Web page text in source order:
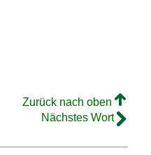
Zurück nach oben
Nächstes Wort